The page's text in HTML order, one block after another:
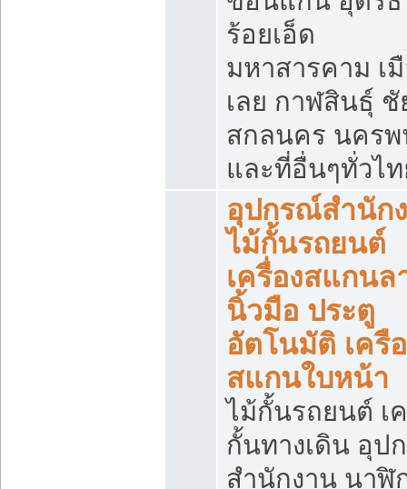
ร้อยเอ็ด
มหาสารคาม เ
เลย กาฬสินธุ์
สกลนคร นคร
และที่อื่นๆทั่วไ
อุปกรณ์สำนัก
ไม้กั้นรถยนต์
เครื่องสแกนล
นิ้วมือ ประตู
อัตโนมัติ เครื
สแกนใบหน้า
ไม้กั้นรถยนต์ เ
กั้นทางเดิน อุป
สำนักงาน นาฬิ